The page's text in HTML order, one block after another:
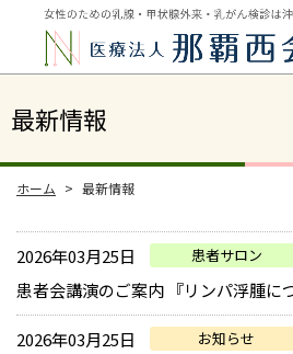
最新情報
ホーム 最新情報
2026年03月25日 患者サロン
患者会講演のご案内 『リンパ浮腫に
2026年03月25日 お知らせ